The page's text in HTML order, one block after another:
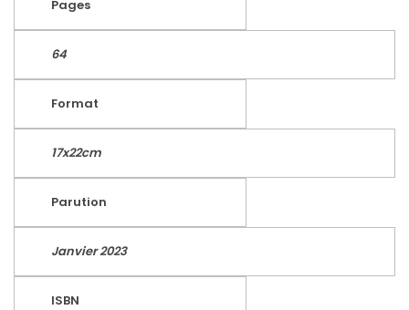
Pages
64
Format
17x22cm
Parution
Janvier 2023
ISBN